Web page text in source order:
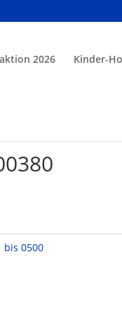
2026 Kinder-
bis 0500